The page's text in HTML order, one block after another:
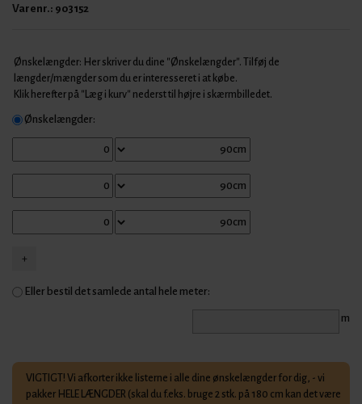
Varenr.: 903152
Ønskelængder: Her skriver du dine "Ønskelængder". Tilføj de
længder/mængder som du er interesseret i at købe.
Klik herefter på "Læg i kurv" nederst til højre i skærmbilledet.
Ønskelængder:
Eller bestil det samlede antal hele meter:
m
VIGTIGT! Vi afkorter ikke listerne i alle dine ønskelængder for dig, - vi
pakker HELE LÆNGDER (skal du f.eks. bruge 2 stk. på 180 cm kan det være